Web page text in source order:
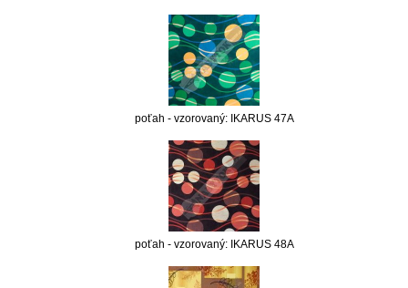
poťah - vzorovaný: IKARUS 47A
poťah - vzorovaný: IKARUS 48A